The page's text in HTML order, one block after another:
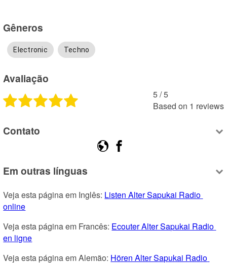
Gêneros
Electronic Techno
Avaliação
5 /5
Based on 1 reviews
Contato
Em outras línguas
Veja esta página em Inglês: Listen Alter Sapukai Radio
online
Veja esta página em Francês: Ecouter Alter Sapukai Radio
en ligne
Veja esta página em Alemão: Hören Alter Sapukai Radio